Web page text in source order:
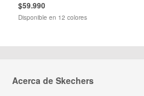
$59.990
Disponible en 12 colores
Acerca de Skechers